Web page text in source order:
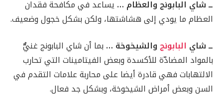
ــ شاي البابونج والعظام … يساعد في مكافحة فقدان
العظام ما يودي إلى هشاشتها، ولكن بشكل خجول وضعيف.
ــ شاي البابونج والشيخوخة … بما أن شاي البابونج غنيٌّ
بالمواد المضادّة للأكسدة وبعض الفيتامينات التي تحارب
الالتهابات فهي قادرة أيضا على محاربة علامات التقدم في
السن وبعض أمراض الشيخوخة، وبشكل جد فعال.